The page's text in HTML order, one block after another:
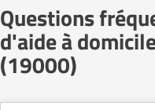
Questions
d'aide à
(19000)